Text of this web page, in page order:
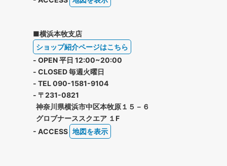
■横浜本牧支店
ショップ紹介ページはこちら
- OPEN 平日 12:00~20:00
- CLOSED 毎週火曜日
- TEL 090-1581-9104
- 〒231-0821
神奈川県横浜市中区本牧原１５－６
グロブナーススクエア １F
- ACCESS 地図を表示